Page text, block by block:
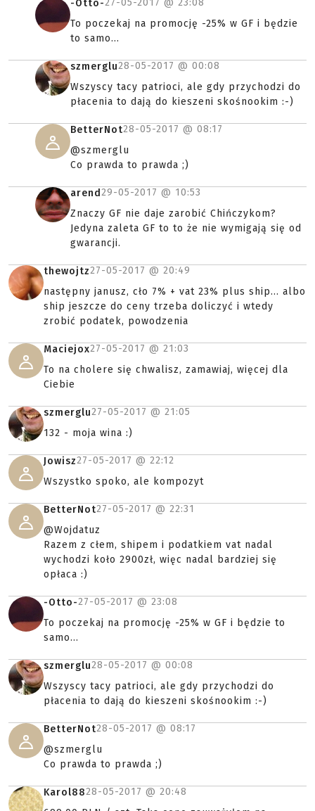
-Otto-27-05-2017 @ 23:08
To poczekaj na promocję -25% w GF i będzie
to samo...
szmerglu28-05-2017 @ 00:08
Wszyscy tacy patrioci, ale gdy przychodzi do
płacenia to dają do kieszeni skośnookim :-)
BetterNot28-05-2017 @ 08:17
@szmerglu
Co prawda to prawda ;)
arend29-05-2017 @ 10:53
Znaczy GF nie daje zarobić Chińczykom?
Jedyna zaleta GF to to że nie wymigają się od
gwarancji.
thewojtz27-05-2017 @ 20:49
następny janusz, cło 7% + vat 23% plus ship... albo
ship jeszcze do ceny trzeba doliczyć i wtedy
zrobić podatek, powodzenia
Maciejox27-05-2017 @ 21:03
To na cholere się chwalisz, zamawiaj, więcej dla
Ciebie
szmerglu27-05-2017 @ 21:05
132 - moja wina :)
Jowisz27-05-2017 @ 22:12
Wszystko spoko, ale kompozyt
BetterNot27-05-2017 @ 22:31
@Wojdatuz
Razem z cłem, shipem i podatkiem vat nadal
wychodzi koło 2900zł, więc nadal bardziej się
opłaca :)
-Otto-27-05-2017 @ 23:08
To poczekaj na promocję -25% w GF i będzie to
samo...
szmerglu28-05-2017 @ 00:08
Wszyscy tacy patrioci, ale gdy przychodzi do
płacenia to dają do kieszeni skośnookim :-)
BetterNot28-05-2017 @ 08:17
@szmerglu
Co prawda to prawda ;)
Karol8828-05-2017 @ 20:48